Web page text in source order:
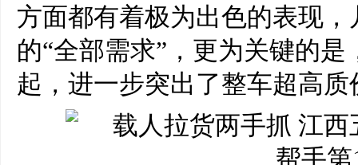
方面都有着极为出色的表现
的“全部需求”，更为关键的
起，进一步突出了整车超高质